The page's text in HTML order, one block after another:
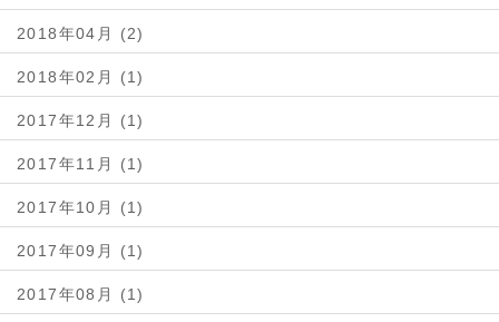
2018年04月 (2)
2018年02月 (1)
2017年12月 (1)
2017年11月 (1)
2017年10月 (1)
2017年09月 (1)
2017年08月 (1)